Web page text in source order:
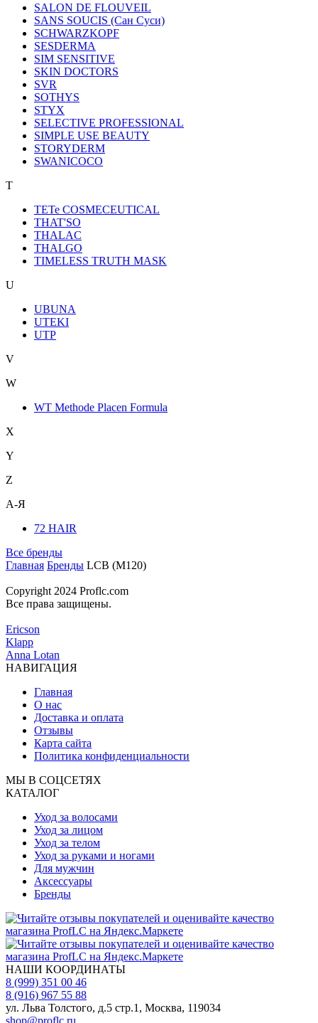
SALON DE FLOUVEIL
SANS SOUCIS (Сан Суси)
SCHWARZKOPF
SESDERMA
SIM SENSITIVE
SKIN DOCTORS
SVR
SOTHYS
STYX
SELECTIVE PROFESSIONAL
SIMPLE USE BEAUTY
STORYDERM
SWANICOCO
T
TETe COSMECEUTICAL
THAT'SO
THALAC
THALGO
TIMELESS TRUTH MASK
U
UBUNA
UTEKI
UTP
V
W
WT Methode Placen Formula
X
Y
Z
А-Я
72 HAIR
Все бренды
Главная Бренды LCB (M120)
Copyright 2024 Proflc.com
Все права защищены.
Ericson
Klapp
Anna Lotan
НАВИГАЦИЯ
Главная
О нас
Доставка и оплата
Отзывы
Карта сайта
Политика конфиденциальности
МЫ В СОЦСЕТЯХ
КАТАЛОГ
Уход за волосами
Уход за лицом
Уход за телом
Уход за руками и ногами
Для мужчин
Аксессуары
Бренды
НАШИ КООРДИНАТЫ
8 (999) 351 00 46
8 (916) 967 55 88
ул. Льва Толстого, д.5 стр.1, Москва, 119034
shop@proflc.ru